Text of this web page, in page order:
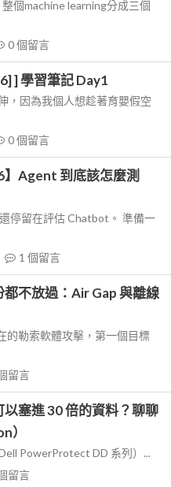
個machine learning分成三個
0個留言
] 學習筆記 Day1
，因為我個人想趁著育嬰假空
0個留言
】Agent 到底該怎麼測
停留在評估 Chatbot。 準備一
1 個留言
不放過：Air Gap 與離線
的勒索軟體攻擊，第一個目標
留言
塞進 30 倍的資料？聊聊
）
PowerProtect DD 系列）...
留言